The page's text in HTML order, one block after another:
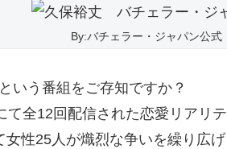
By:バチェラー・ジャパン公式
いう番組をご存知ですか？
全12回配信された恋愛リアリテ
性25人が熾烈な争いを繰り広げ